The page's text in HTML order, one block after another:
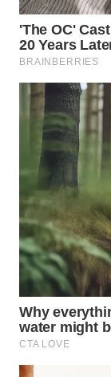
WAHANA
LISTRIK
WAHANA
TRAVEL
WAHANA
TV
WAHANANEWS
ID
WAHANANEWS
CO ID
WAHANANEWS
NET